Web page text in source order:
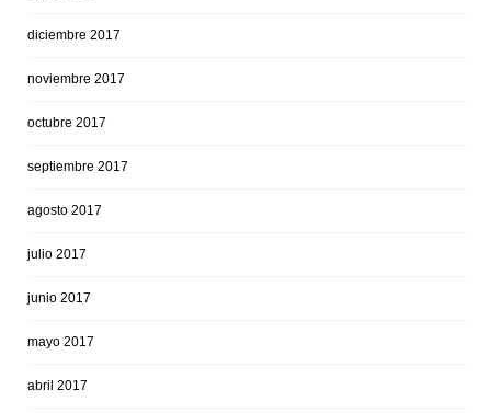
diciembre 2017
noviembre 2017
octubre 2017
septiembre 2017
agosto 2017
julio 2017
junio 2017
mayo 2017
abril 2017